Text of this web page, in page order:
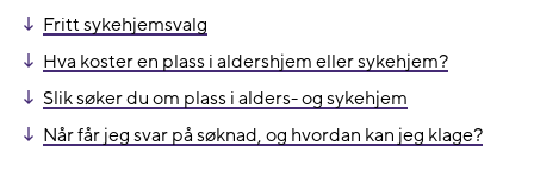
Fritt sykehjemsvalg
Hva koster en plass i aldershjem eller sykehjem?
Slik søker du om plass i alders- og sykehjem
Når får jeg svar på søknad, og hvordan kan jeg klage?